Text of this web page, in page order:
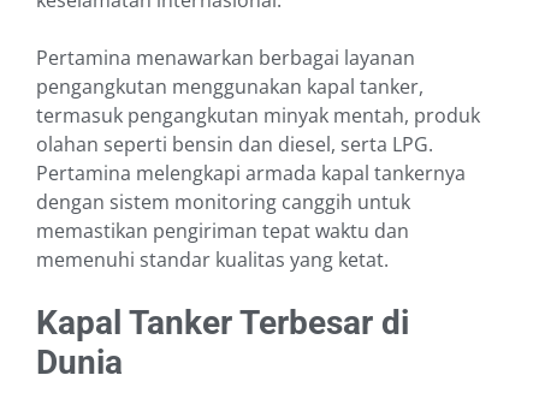
Pertamina menawarkan berbagai layanan
pengangkutan menggunakan kapal tanker,
termasuk pengangkutan minyak mentah, produk
olahan seperti bensin dan diesel, serta LPG.
Pertamina melengkapi armada kapal tankernya
dengan sistem monitoring canggih untuk
memastikan pengiriman tepat waktu dan
memenuhi standar kualitas yang ketat.
Kapal Tanker Terbesar di
Dunia